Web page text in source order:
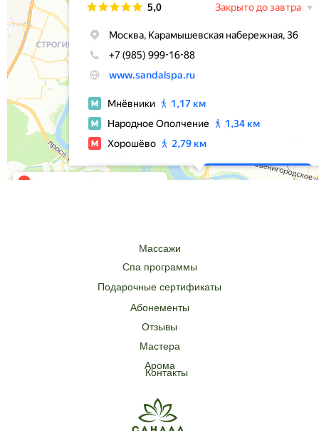
Массажи
Подарочные сертификаты
Абонементы
Спа программы
Мастера
Арома
Контакты
Отзывы